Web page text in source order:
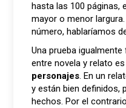
hasta las 100 páginas,
mayor o menor
número, hablaríamos
Una prueba
entre novela y relato es
personajes. En un
y están bien definidos,
hechos. Por el